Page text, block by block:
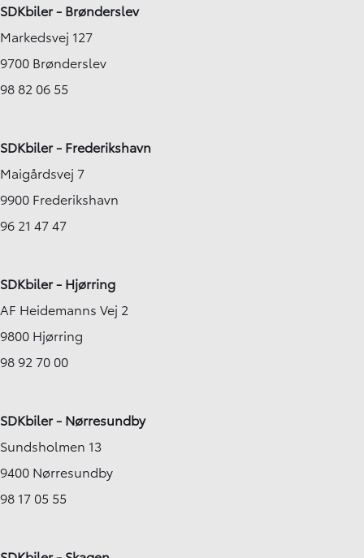
SDKbiler - Brønderslev
Markedsvej 127
9700 Brønderslev
98 82 06 55
SDKbiler - Frederikshavn
Maigårdsvej 7
9900 Frederikshavn
96 21 47 47
SDKbiler - Hjørring
AF Heidemanns Vej 2
9800 Hjørring
98 92 70 00
SDKbiler - Nørresundby
Sundsholmen 13
9400 Nørresundby
98 17 05 55